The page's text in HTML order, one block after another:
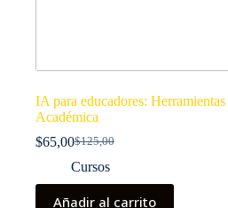
IA para educadores:
Académica
$125,00
El
precio
era:
$65,00El
precio
es:
Cursos
Añadir al carrito